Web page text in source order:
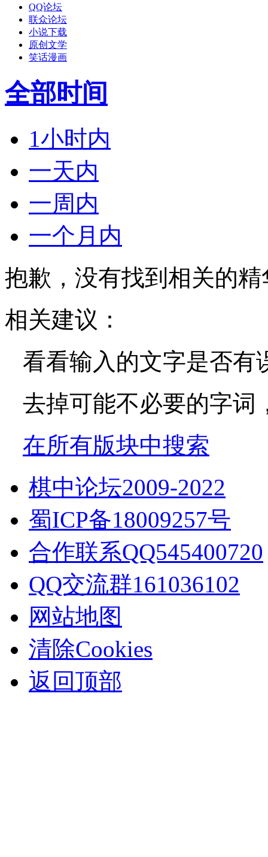
QQ论坛
联众论坛
小说下载
原创文学
笑话漫画
全部时间
1小时内
一天内
一周内
一个月内
抱歉，没有找到相关的精
相关建议：
看看输入的文字是否有
去掉可能不必要的字词
在所有版块中搜索
棋中论坛2009-2022
蜀ICP备18009257号
合作联系QQ545400720
QQ交流群161036102
网站地图
清除Cookies
返回顶部